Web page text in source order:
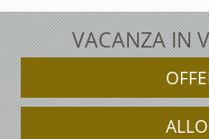
VACANZA IN